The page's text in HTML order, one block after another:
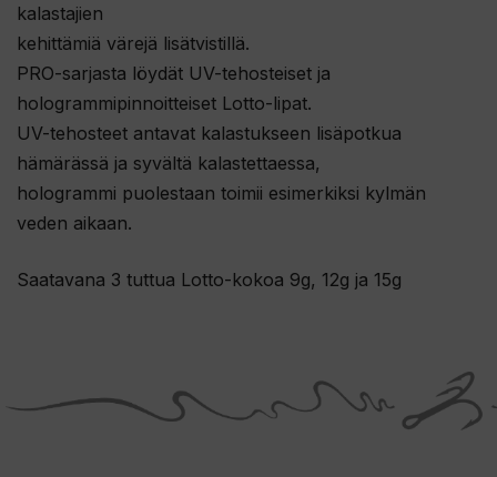
kalastajien
kehittämiä värejä lisätvistillä.
PRO-sarjasta löydät UV-tehosteiset ja
hologrammipinnoitteiset Lotto-lipat.
UV-tehosteet antavat kalastukseen lisäpotkua
hämärässä ja syvältä kalastettaessa,
hologrammi puolestaan toimii esimerkiksi kylmän
veden aikaan.
Saatavana 3 tuttua Lotto-kokoa 9g, 12g ja 15g